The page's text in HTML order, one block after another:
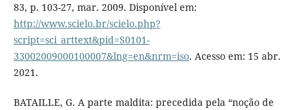
83, p. 103-27, mar. 2009. Disponível em:
http://www.scielo.br/scielo.php?
script=sci_arttext&pid=S0101-
33002009000100007&lng=en&nrm=iso. Acesso em: 15 abr.
2021.
BATAILLE, G. A parte maldita: precedida pela “noção de